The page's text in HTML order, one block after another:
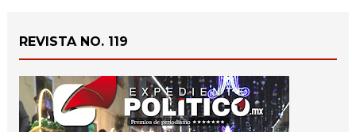
REVISTA NO. 119